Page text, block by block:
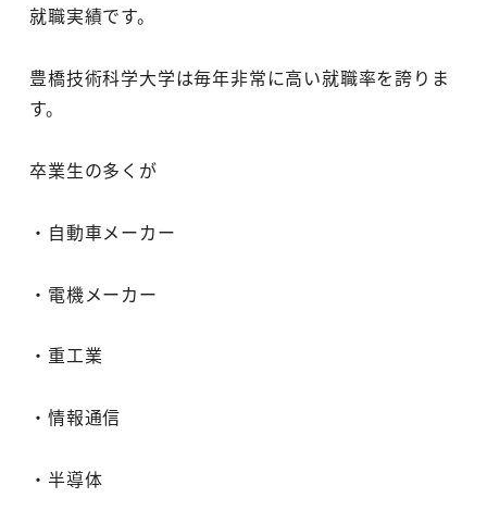
就職実績です。
豊橋技術科学大学は毎年非常に高い就職率を誇りま
す。
卒業生の多くが
・自動車メーカー
・電機メーカー
・重工業
・情報通信
・半導体